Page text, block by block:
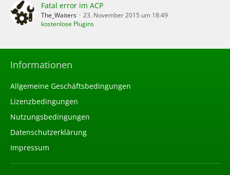
Fatal error im ACP
The_Waiters
23. November 2015 um 18:49
kostenlose Plugins
Informationen
Allgemeine Geschäftsbedingungen
Lizenzbedingungen
Nutzungsbedingungen
Datenschutzerklärung
Impressum